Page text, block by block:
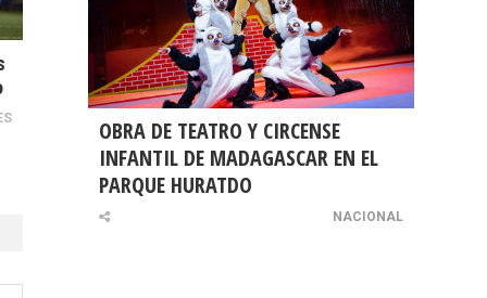
OBRA DE TEATRO Y CIRCENSE
INFANTIL DE MADAGASCAR EN EL
PARQUE HURATDO
NACIONAL